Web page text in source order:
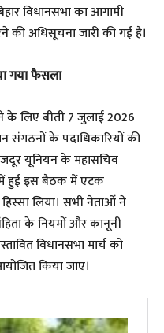
विधानसभा का आगामी
की अधिसूचना जारी की गई है।
गया फैसला
के लिए बीती 7 जुलाई 2026
संगठनों के पदाधिकारियों की
यूनियन के महासचिव
में हुई इस बैठक में एटक
लिया। सभी नेताओं ने
के नियमों और कानूनी
विधानसभा मार्च को
किया जाए।